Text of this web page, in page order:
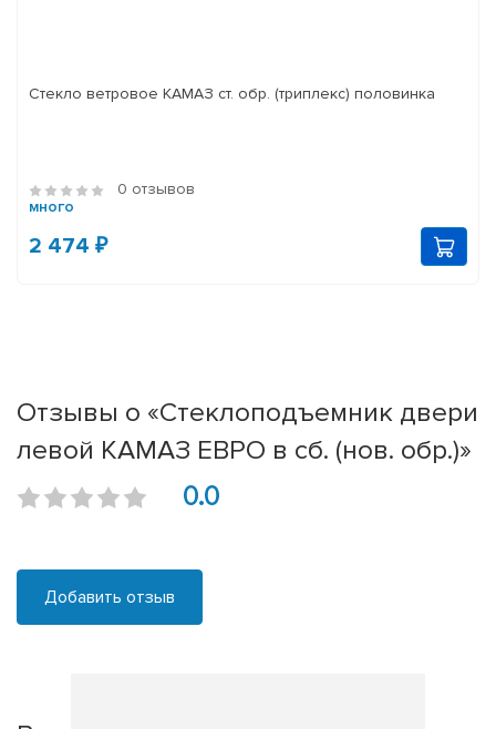
Стекло ветровое КАМАЗ ст. обр. (триплекс) половинка
0 отзывов
много
2 474 ₽
Отзывы о «Стеклоподъемник двери
левой КАМАЗ ЕВРО в сб. (нов. обр.)»
0.0
Добавить отзыв